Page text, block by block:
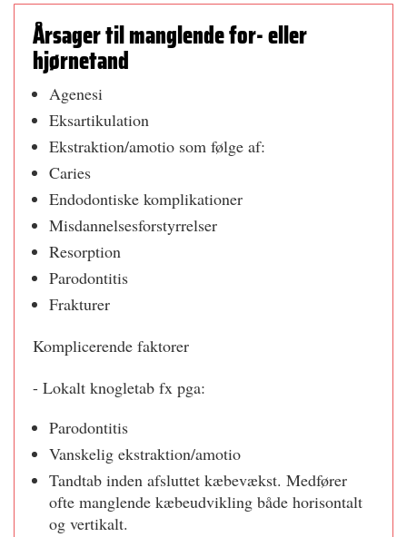
Årsager til manglende for- eller
hjørnetand
Agenesi
Eksartikulation
Ekstraktion/amotio som følge af:​
Caries
Endodontiske komplikationer
Misdannelsesforstyrrelser
Resorption
Parodontitis
Frakturer
Komplicerende faktorer
- Lokalt knogletab fx pga:
Parodontitis
Vanskelig ekstraktion/amotio
Tandtab inden afsluttet kæbevækst. Medfører
ofte manglende kæbeudvikling både horisontalt
og vertikalt.